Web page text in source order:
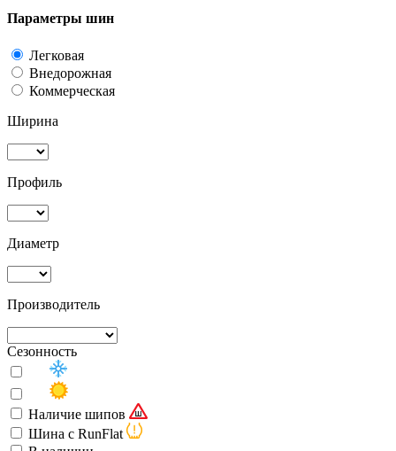
Параметры шин
Легковая
Внедорожная
Коммерческая
Ширина
Профиль
Диаметр
Производитель
Сезонность
Наличие шипов
Шина с RunFlat